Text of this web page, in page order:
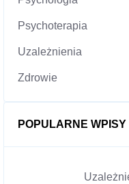
Psychoterapia
Uzależnienia
Zdrowie
POPULARNE WPISY